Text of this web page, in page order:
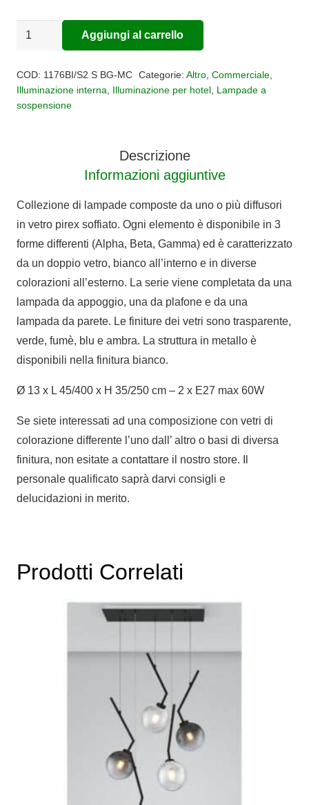
Sospensione
regolabile
luci
Double
Aggiungi al carrello
COD: 1176BI/S2 S BG-MC Categorie: Altro, Commerciale,
Illuminazione interna, Illuminazione per hotel, Lampade a
sospensione
Descrizione
Informazioni aggiuntive
Collezione di lampade composte da uno o più diffusori
in vetro pirex soffiato. Ogni elemento è disponibile in 3
forme differenti (Alpha, Beta, Gamma) ed è caratterizzato
da un doppio vetro, bianco all’interno e in diverse
colorazioni all’esterno. La serie viene completata da una
lampada da appoggio, una da plafone e da una
lampada da parete. Le finiture dei vetri sono trasparente,
verde, fumè, blu e ambra. La struttura in metallo è
disponibili nella finitura bianco.
Ø 13 x L 45/400 x H 35/250 cm – 2 x E27 max 60W
Se siete interessati ad una composizione con vetri di
colorazione differente l’uno dall’ altro o basi di diversa
finitura, non esitate a contattare il nostro store. Il
personale qualificato saprà darvi consigli e
delucidazioni in merito.
Prodotti Correlati